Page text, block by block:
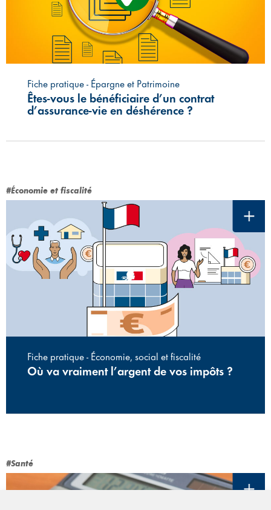
Fiche pratique - Épargne et Patrimoine
Êtes-vous le bénéficiaire d’un contrat
d’assurance-vie en déshérence ?
#Économie et fiscalité
Fiche pratique - Économie, social et fiscalité
Où va vraiment l’argent de vos impôts ?
#Santé